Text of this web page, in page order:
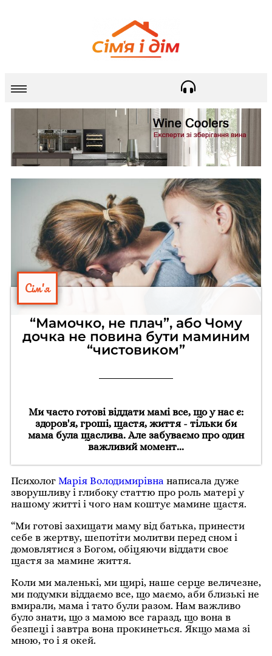
Сім'я
“Мамочко, не плач”, або Чому
дочка не повина бути маминим
“чистовиком”
Ми часто готові віддати мамі все, що у нас є:
здоров'я, гроші, щастя, життя - тільки би
мама була щаслива. Але забуваємо про один
важливий момент...
Психолог Марія Володимирівна написала дуже
зворушливу і глибоку статтю про роль матері у
нашому житті і чого нам коштує мамине щастя.
“Ми готові захищати маму від батька, принести
себе в жертву, шепотіти молитви перед сном і
домовлятися з Богом, обіцяючи віддати своє
щастя за мамине життя.
Коли ми маленькі, ми щирі, наше серце величезне,
ми подумки віддаємо все, що маємо, аби близькі не
вмирали, мама і тато були разом. Нам важливо
було знати, що з мамою все гаразд, що вона в
безпеці і завтра вона прокинеться. Якщо мама зі
мною, то і я окей.